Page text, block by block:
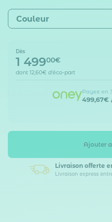
Dès
1 49900€
dont 12,60€ d'éco-part
Payez en
499,67€
Couleur
Ajouter
Livraison offerte
Livraison express